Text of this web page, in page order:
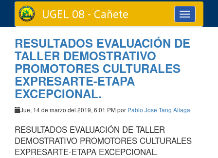
Toggle
navigation
UGEL 08 - Cañete
RESULTADOS EVALUACIÓN DE
TALLER DEMOSTRATIVO
PROMOTORES CULTURALES
EXPRESARTE-ETAPA
EXCEPCIONAL.
Jue, 14 de marzo del 2019, 6:01 PM por Pablo Jose Tang Aliaga
RESULTADOS EVALUACIÓN DE TALLER
DEMOSTRATIVO PROMOTORES CULTURALES
EXPRESARTE-ETAPA EXCEPCIONAL.